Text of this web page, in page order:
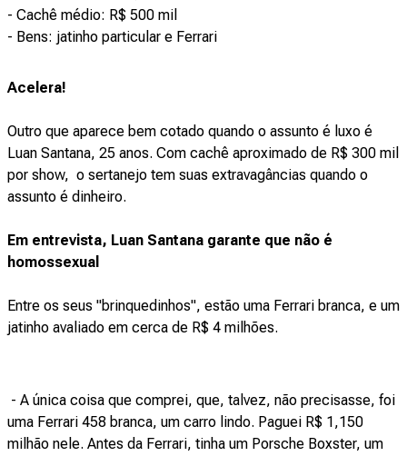
- Cachê médio: R$ 500 mil
- Bens: jatinho particular e Ferrari
Acelera!
Outro que aparece bem cotado quando o assunto é luxo é
Luan Santana, 25 anos. Com cachê aproximado de R$ 300 mil
por show, o sertanejo tem suas extravagâncias quando o
assunto é dinheiro.
Em entrevista, Luan Santana garante que não é
homossexual
Entre os seus "brinquedinhos", estão uma Ferrari branca, e um
jatinho avaliado em cerca de R$ 4 milhões.
- A única coisa que comprei, que, talvez, não precisasse, foi
uma Ferrari 458 branca, um carro lindo. Paguei R$ 1,150
milhão nele. Antes da Ferrari, tinha um Porsche Boxster, um